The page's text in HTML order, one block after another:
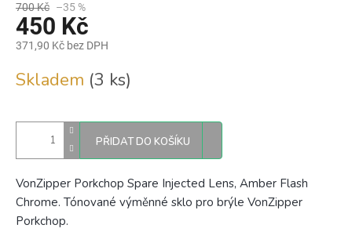
700 Kč –35 %
450 Kč
371,90 Kč bez DPH
cena:
Skladem (3 ks)
PŘIDAT DO KOŠÍKU
VonZipper Porkchop Spare Injected Lens, Amber Flash
Chrome. Tónované výměnné sklo pro brýle VonZipper
Porkchop.